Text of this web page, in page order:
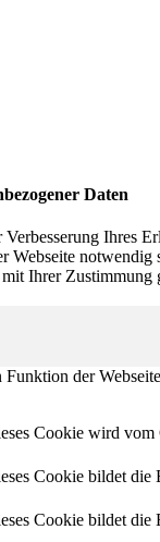
Daten
Ihres
notwendig
Ihrer Zustimmung
der
Cookie wird vom
Cookie bildet die
Cookie bildet die